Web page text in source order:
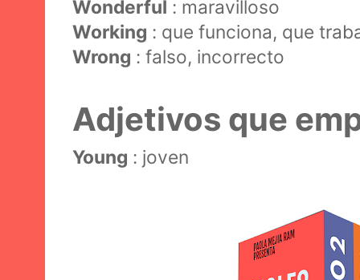
Wonderful : maravilloso
Working : que funciona, que
Wrong : falso, incorrecto
Adjetivos que
Young : joven